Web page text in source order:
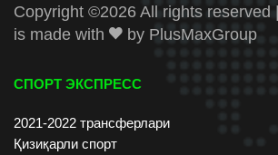
Copyright ©2026 All rights reserved
is made with
by PlusMaxGroup
СПОРТ ЭКСПРЕСС
2021-2022 трансферлари
Қизиқарли спорт